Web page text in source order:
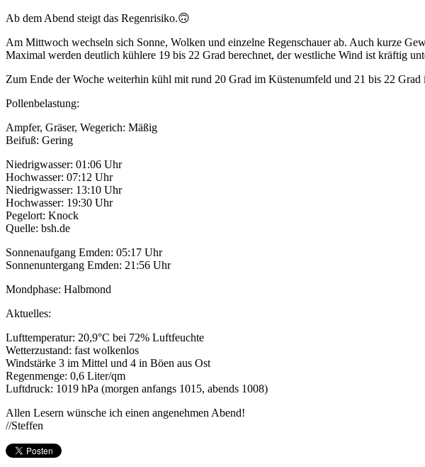
Ab dem Abend steigt das Regenrisiko.🙃
Am Mittwoch wechseln sich Sonne, Wolken und einzelne Regenschauer ab. Auch kurze
Maximal werden deutlich kühlere 19 bis 22 Grad berechnet, der westliche Wind ist kräftig
Zum Ende der Woche weiterhin kühl mit rund 20 Grad im Küstenumfeld und 21 bis 22
Pollenbelastung:
Ampfer, Gräser, Wegerich: Mäßig
Beifuß: Gering
Niedrigwasser: 01:06 Uhr
Hochwasser: 07:12 Uhr
Niedrigwasser: 13:10 Uhr
Hochwasser: 19:30 Uhr
Pegelort: Knock
Quelle: bsh.de
Sonnenaufgang Emden: 05:17 Uhr
Sonnenuntergang Emden: 21:56 Uhr
Mondphase: Halbmond
Aktuelles:
Lufttemperatur: 20,9°C bei 72% Luftfeuchte
Wetterzustand: fast wolkenlos
Windstärke 3 im Mittel und 4 in Böen aus Ost
Regenmenge: 0,6 Liter/qm
Luftdruck: 1019 hPa (morgen anfangs 1015, abends 1008)
Allen Lesern wünsche ich einen angenehmen Abend!
//Steffen